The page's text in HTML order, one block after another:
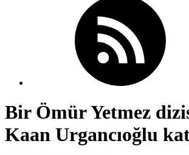
Bir Ömür Yetmez
Kaan Urgancıoğlu